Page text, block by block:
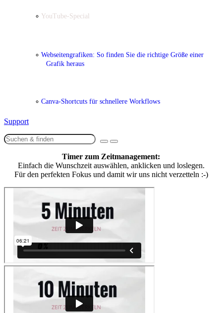
YouTube-Special
Webseitengrafiken: So finden Sie die richtige Größe einer
Grafik heraus
Canva-Shortcuts für schnellere Workflows
Support
Timer zum Zeitmanagement:
Einfach die Wunschzeit auswählen, anklicken und loslegen.
Für den perfekten Fokus und damit wir uns nicht verzetteln :-)